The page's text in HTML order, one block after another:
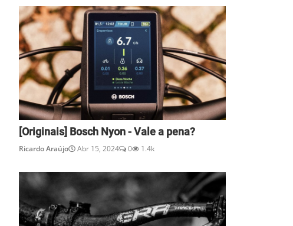
[Originais] Bosch Nyon - Vale a pena?
Ricardo Araújo Abr 15, 2024 0 1.4k